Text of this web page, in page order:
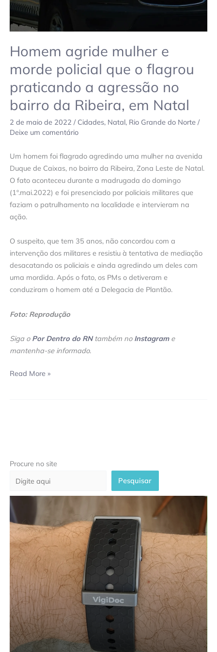
Homem agride mulher e
morde policial que o flagrou
praticando a agressão no
bairro da Ribeira, em Natal
2 de maio de 2022 / Cidades, Natal, Rio Grande do Norte /
Deixe um comentário
Um homem foi flagrado agredindo uma mulher na avenida
Duque de Caixas, no bairro da Ribeira, Zona Leste de Natal.
O fato aconteceu durante a madrugada do domingo
(1º.mai.2022) e foi presenciado por policiais militares que
faziam o patrulhamento na localidade e intervieram na
ação.
O suspeito, que tem 35 anos, não concordou com a
intervenção dos militares e resistiu à tentativa de mediação
desacatando os policiais e ainda agredindo um deles com
uma mordida. Após o fato, os PMs o detiveram e
conduziram o homem até a Delegacia de Plantão.
Foto: Reprodução
Siga o Por Dentro do RNtambém no Instagrame
mantenha-se informado.
flagrou
praticando
a
no
da
Ribeira,
em
Natal
Read More »
Procure no site
Pesquisar
Plataforma VigiDoc garante